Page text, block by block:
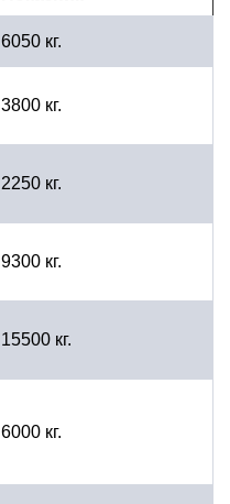
6050 кг.
3800 кг.
2250 кг.
9300 кг.
15500 кг.
6000 кг.